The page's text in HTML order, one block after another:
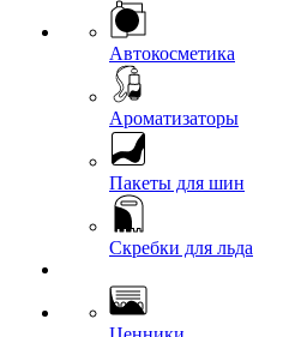
Автокосметика
Ароматизаторы
Пакеты для шин
Скребки для льда